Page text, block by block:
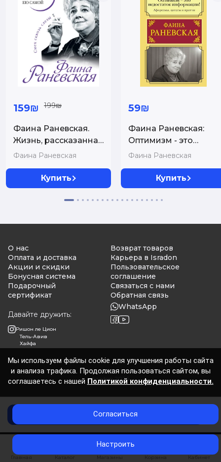
Добавить в корзину
159₪ 199₪
Фаина Раневская.
Жизнь, рассказанная
ею самой
Фаина Раневская
Купить
59₪
Фаина Раневская:
Оптимизм - это
недостаток
Афоризмы,
жизненные цитаты и
притчи Фаины
Фаина Раневская
Купить
О нас
Оплата и доставка
Акции и скидки
Бонусная система
Подарочный
сертификат
Давайте дружить:
Ришон ле Цион
Тель-Авив
Хайфа
Возврат товаров
Карьера в Isradon
Пользовательское
соглашение
Связаться с нами
Обратная связь
WhatsApp
Isradon 2026
Мы используем файлы cookie для улучшения работы сайта
и анализа трафика. Продолжая пользоваться сайтом, вы
соглашаетесь с нашей Политикой конфиденциальности.
Согласиться
Настроить